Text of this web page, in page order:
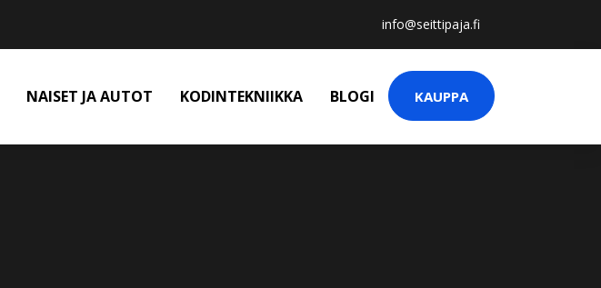
info@seittipaja.fi
NAISET JA AUTOT KODINTEKNIIKKA BLOGI KAUPPA